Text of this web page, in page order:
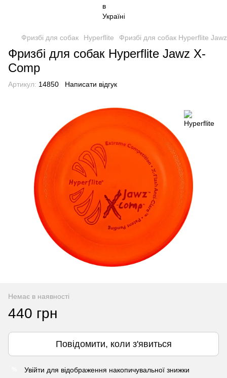
Фризбі для собак Hyperflite Фризбі для собак Hyperflite
Фризбі для собак Hyperflite Jawz X-
Comp
Артикул: 14850 Написати відгук
Немає в наявності
440 грн
Повідомити, коли з'явиться
Увійти для відображення накопичувальної знижки